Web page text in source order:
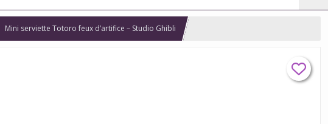
Mini serviette Totoro feux d’artifice – Studio Ghibli